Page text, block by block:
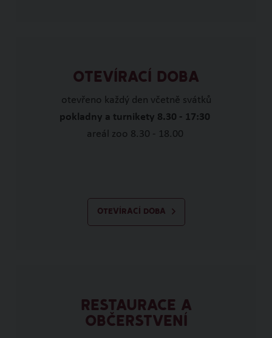
OTEVÍRACÍ DOBA
otevřeno každý den včetně svátků
pokladny a turnikety 8.30 - 17:30
areál zoo 8.30 - 18.00
OTEVÍRACÍ DOBA
RESTAURACE A
OBČERSTVENÍ